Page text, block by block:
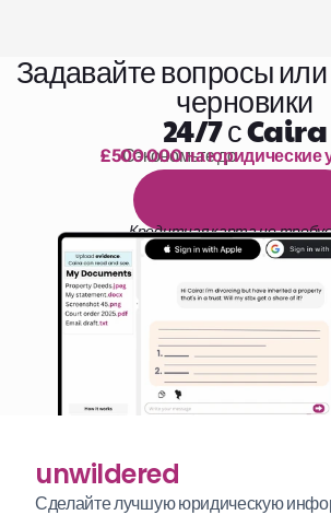
Задавайте вопросы
черновики
24/7 с Caira
1 000 часов
Сэкономьте до
£500 000 на юридические
ы
Кредитная карта не
unwildered
Сделайте лучшую юридическую